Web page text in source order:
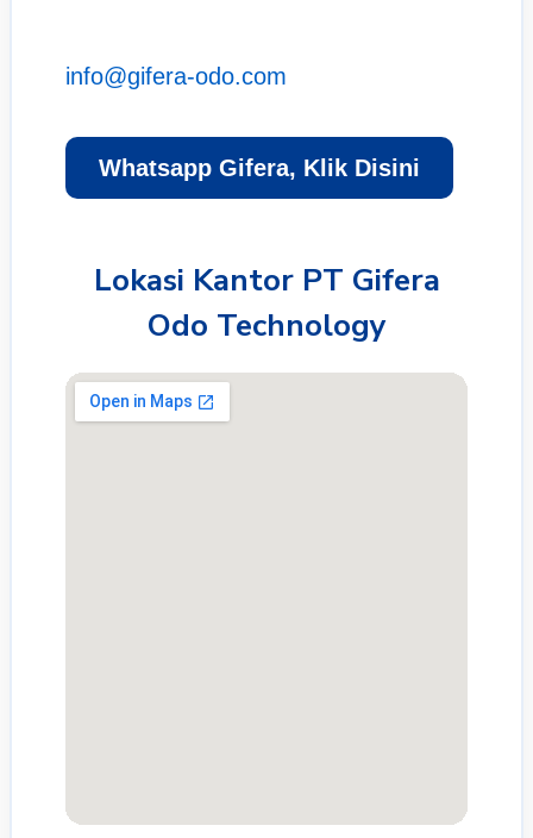
info@gifera-odo.com
Whatsapp Gifera, Klik Disini
Lokasi Kantor PT Gifera
Odo Technology